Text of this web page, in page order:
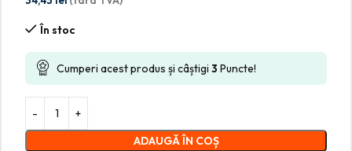
În stoc
Cumperi acest produs și câștigi 3 Puncte!
ADAUGĂ ÎN COȘ